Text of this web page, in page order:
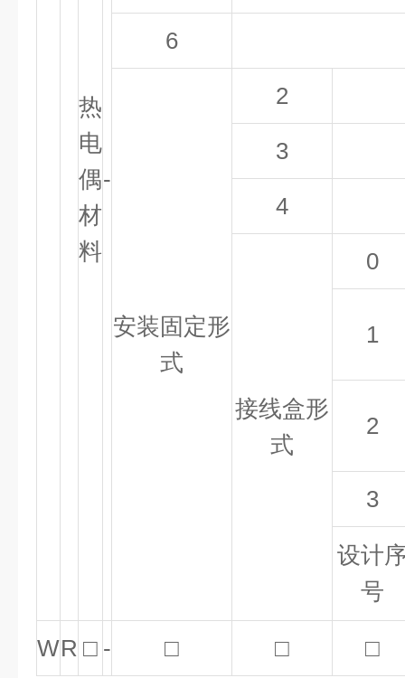
热
电
偶
材
料
-
6
安装固定形
式
2
3
4
接线盒形
式
0
1
2
3
设计
号
WR □ - □ □ □